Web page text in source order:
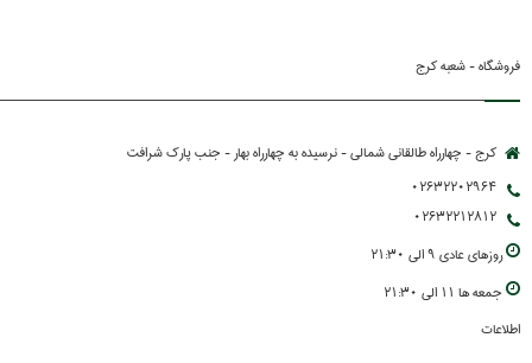
فروشگاه - شعبه کرج
کرج - چهارراه طالقانی شمالی - نرسیده به چهارراه بهار - جنب پارك شرافت
02632202964
02632212812
روزهاي عادي 9 الي 21:30
جمعه ها 11 الي 21:30
اطلاعات